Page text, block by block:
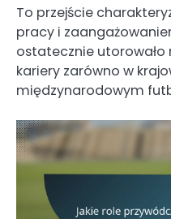
To przejście
pracy i
ostatecznie
kariery zarówno w
międzynarodowym